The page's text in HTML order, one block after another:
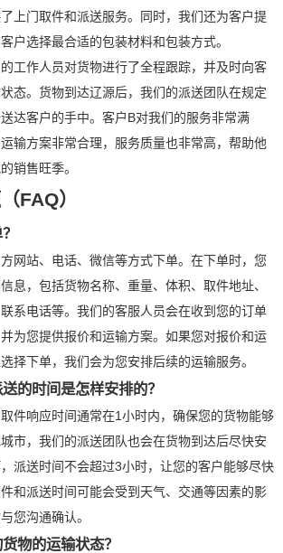
上门取件和派送服务。同时，我们还为客户提
户选择最合适的包装材料和包装方式。
工作人员对货物进行了全程跟踪，并及时向客
态。货物到达辽源后，我们的派送团队在规定
达客户的手中。客户B对我们的服务非常满
输方案非常合理，服务质量也非常高，帮助他
销售旺季。
FAQ）
网站、电话、微信等方式下单。在下单时，您
息，包括货物名称、重量、体积、取件地址、
系电话等。我们的客服人员会在收到您的订单
为您提供报价和运输方案。如果您对报价和运
择下单，我们会为您安排后续的运输服务。
的时间是怎样安排的？
件响应时间通常在1小时内，确保您的货物能够
市，我们的派送团队也会在货物到达后尽快安
派送时间不会超过3小时，让您的客户能够尽快
和派送时间可能会受到天气、交通等因素的影
您沟通确认。
物的运输状态？